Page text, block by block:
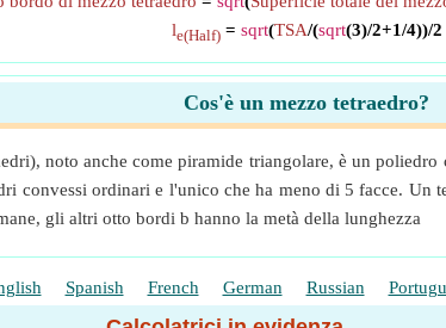
le(Half)= sqrt(TSA/(sqrt(3)/2+1/4))/2
Cos'è un mezzo tetraedro?
noto anche come piramide triangolare, è un
convessi ordinari e l'unico che ha meno di 5 facce. Un
gli altri otto bordi b hanno la metà della lunghezza
Spanish French German Russian